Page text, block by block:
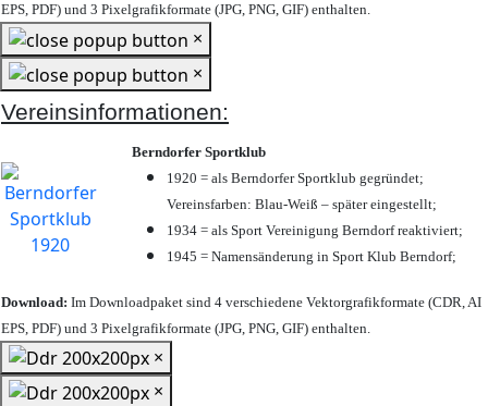
EPS, PDF) und 3 Pixelgrafikformate (JPG, PNG, GIF) enthalten.
×
×
Vereinsinformationen:
Berndorfer Sportklub
1920 = als Berndorfer Sportklub gegründet;
Vereinsfarben: Blau-Weiß – später eingestellt;
1934 = als Sport Vereinigung Berndorf reaktiviert;
1945 = Namensänderung in Sport Klub Berndorf;
Download: Im Downloadpaket sind 4 verschiedene Vektorgrafikformate (CDR, AI
EPS, PDF) und 3 Pixelgrafikformate (JPG, PNG, GIF) enthalten.
×
×